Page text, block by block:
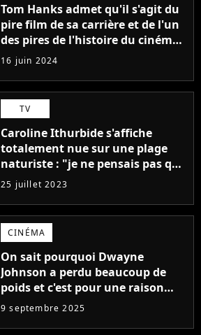
Tom Hanks admet qu'il s'agit du
pire film de sa carrière et de l'un
des pires de l'histoire du cinéma :
"L'un des films les plus
médiocres jamais réalisés"
16 juin 2024
TV
Caroline Ithurbide s'affiche
totalement nue sur une plage
naturiste : "je ne pensais pas que
j'arriverais à le faire..."
25 juillet 2023
CINÉMA
On sait pourquoi Dwayne
Johnson a perdu beaucoup de
poids et c'est pour une raison
importante
9 septembre 2025